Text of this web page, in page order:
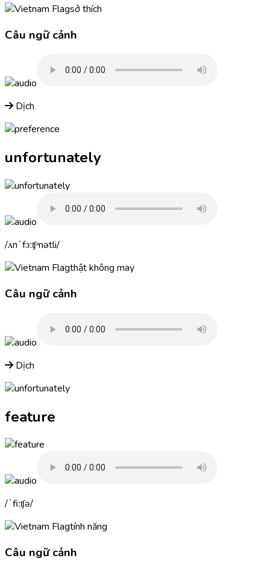
sở thích
Câu ngữ cảnh
Dịch
unfortunately
ʌnˈfɔːʧᵊnətli
thật không may
Câu ngữ cảnh
Dịch
feature
ˈfiːʧə
tính năng
Câu ngữ cảnh